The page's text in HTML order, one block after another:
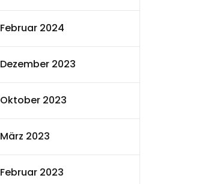
Februar 2024
Dezember 2023
Oktober 2023
März 2023
Februar 2023